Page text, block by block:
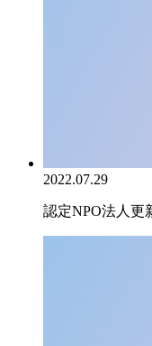
2022.07.29
認定NPO法人更